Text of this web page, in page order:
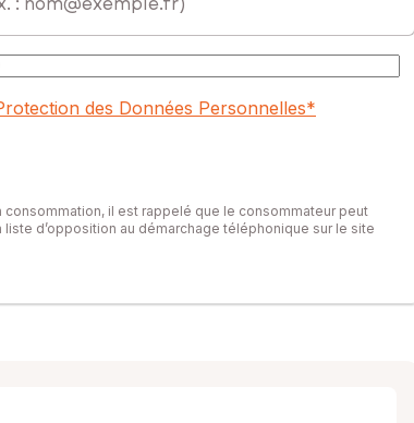
des Données Personnelles*
consommation, il est rappelé que le consommateur peut
d’opposition au démarchage téléphonique sur le site